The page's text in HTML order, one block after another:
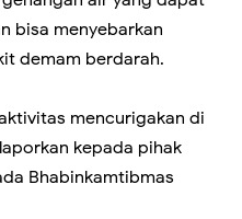
bisa menyebarkan
demam berdarah.
mencurigakan di
kepada pihak
Bhabinkamtibmas